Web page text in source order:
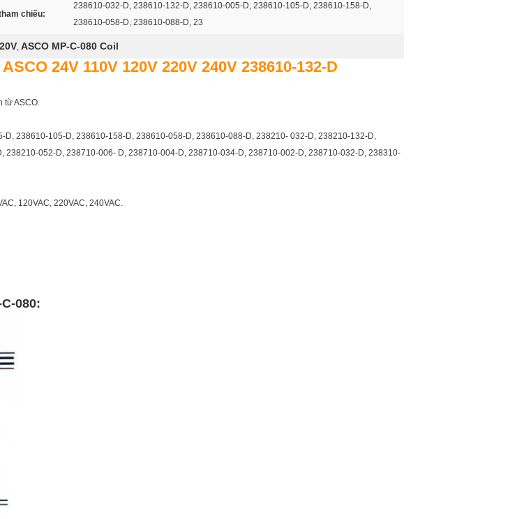
chiếu:
238610-032-D, 238610-132-D, 238610-005-D, 238610-105-D, 238610-158-D,
238610-058-D, 238610-088-D, 23
, ASCO MP-C-080 Coil
24V 110V 120V 220V 240V 238610-132-D
từ ASCO.
238610-105-D, 238610-158-D, 238610-058-D, 238610-088-D, 238210- 032-D, 238210-132-D,
052-D, 238710-006- D, 238710-004-D, 238710-034-D, 238710-002-D, 238710-032-D, 238310-
120VAC, 220VAC, 240VAC.
080: